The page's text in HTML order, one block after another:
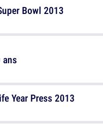
Bowl 2013
Year Press 2013